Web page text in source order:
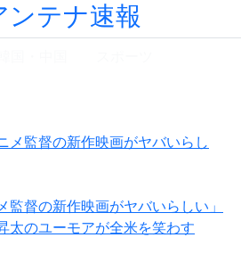
テナ速報
督の新作映画がヤバいらしい」